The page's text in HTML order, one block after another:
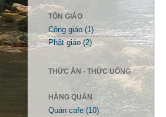
TÔN GIÁO
Công giáo (1)
Phật giáo (2)
THỨC ĂN - THỨC UỐNG
HÀNG QUÁN
Quán cafe (10)